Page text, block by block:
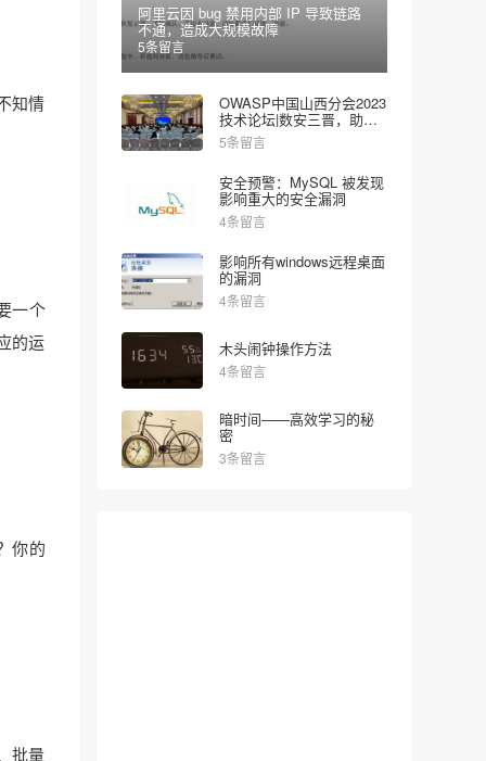
知情
一个
的运
你的
批量
阿里云因 bug 禁用内部 IP 导致链路
不通，造成大规模故障
5条留言
OWASP中国山西分会2023
技术论坛|数安三晋，助力
网安
5条留言
安全预警：MySQL 被发现
影响重大的安全漏洞
4条留言
影响所有windows远程桌面
的漏洞
4条留言
木头闹钟操作方法
4条留言
暗时间——高效学习的秘
密
3条留言